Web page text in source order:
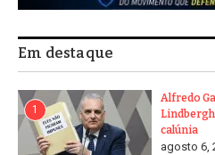
Em destaque
1
Alfredo
calúnia
agosto 6,